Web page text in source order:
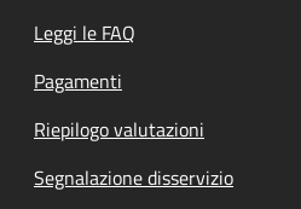
Leggi le FAQ
Pagamenti
Riepilogo valutazioni
Segnalazione disservizio